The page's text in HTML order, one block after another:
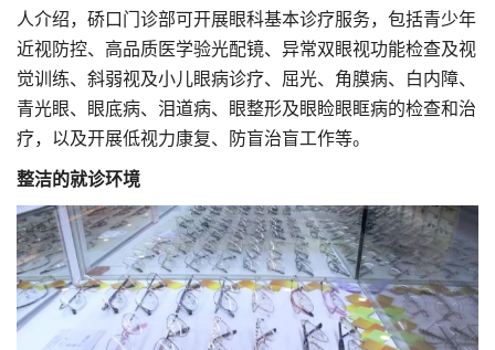
人介绍，硚口门诊部可开展眼科基本诊疗服务，包括青少年
近视防控、高品质医学验光配镜、异常双眼视功能检查及视
觉训练、斜弱视及小儿眼病诊疗、屈光、角膜病、白内障、
青光眼、眼底病、泪道病、眼整形及眼睑眼眶病的检查和治
疗，以及开展低视力康复、防盲治盲工作等。
整洁的就诊环境